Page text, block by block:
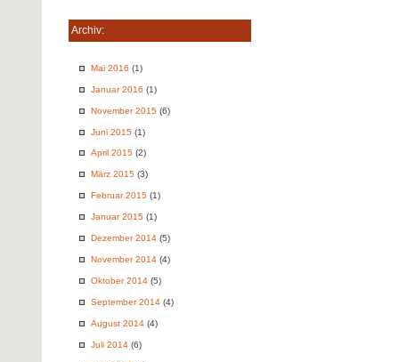
Archiv:
Mai 2016 (1)
Januar 2016 (1)
November 2015 (6)
Juni 2015 (1)
April 2015 (2)
März 2015 (3)
Februar 2015 (1)
Januar 2015 (1)
Dezember 2014 (5)
November 2014 (4)
Oktober 2014 (5)
September 2014 (4)
August 2014 (4)
Juli 2014 (6)